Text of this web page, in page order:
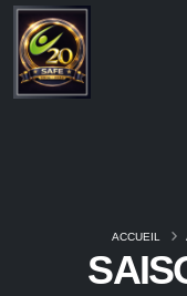
ACCUEIL